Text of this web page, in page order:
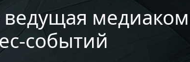
событий